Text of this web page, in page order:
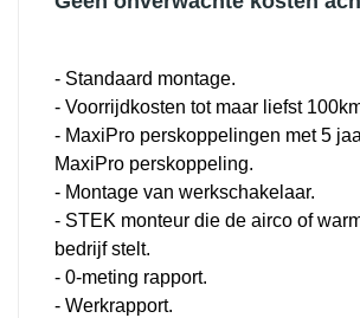
- Standaard montage.
- Voorrijdkosten tot maar liefst
- MaxiPro perskoppelingen met 5
MaxiPro perskoppeling.
- Montage van werkschakelaar.
- STEK monteur die de airco of
bedrijf stelt.
- 0-meting rapport.
- Werkrapport.